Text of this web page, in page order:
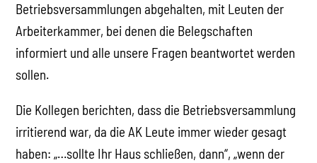
Betriebsversammlungen abgehalten, mit Leuten der
Arbeiterkammer, bei denen die Belegschaften
informiert und alle unsere Fragen beantwortet werden
sollen.
Die Kollegen berichten, dass die Betriebsversammlung
irritierend war, da die AK Leute immer wieder gesagt
haben: „…sollte Ihr Haus schließen, dann“, „wenn der